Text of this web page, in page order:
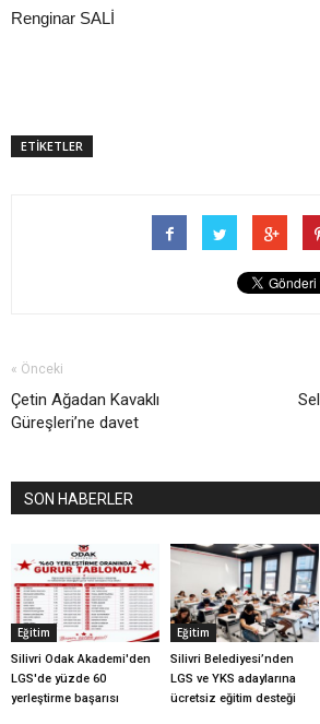
Renginar SALİ
ETİKETLER
« Önceki
Çetin Ağadan Kavaklı
Güreşleri’ne davet
SON HABERLER
Eğitim
Silivri Odak Akademi'den
LGS'de yüzde 60
yerleştirme başarısı
Eğitim
Silivri Belediyesi’nden
LGS ve YKS adaylarına
ücretsiz eğitim desteği